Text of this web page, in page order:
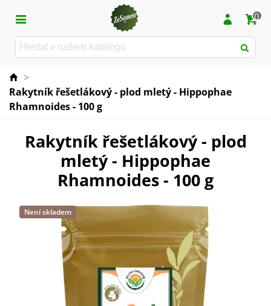
0
>
Rakytník řešetlákový - plod mletý - Hippophae
Rhamnoides - 100 g
Rakytník řešetlákový - plod
mletý - Hippophae
Rhamnoides - 100 g
Není skladem